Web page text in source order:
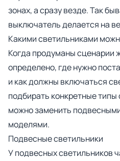
зонах, а сразу везде. Так
выключатель делается на
Какими светильниками
Когда продуманы сценарии
определено, где нужно
и как должны включаться
подбирать конкретные
можно заменить
моделями.
Подвесные светильники
У подвесных светильников